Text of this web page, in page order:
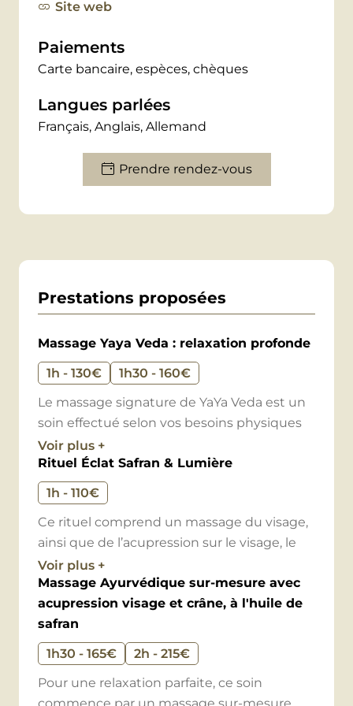
gestes et le choix de ses huiles. Elle adore
soin, et propose des
inéditscomme le soin Signature, le Beauty
Legs et le massage de récupération
sportive.
Site web
Paiements
Carte bancaire, espèces, chèques
Langues parlées
Français, Anglais, Allemand
Prendre rendez-vous
Prestations proposées
Massage Yaya Veda : relaxation profonde
1h - 130€
1h30 - 160€
Le massage signature de YaYa Veda est un
soin effectué selon vos besoins physiques
et émotionnels du moment, et le ressenti
énergétique de Maya.
Il assouplit les muscles et nourrit la peau,
calme le système nerveux, détend en
profondeur et apaise les douleurs
physiques. De par ses grands mouvements
englobants et profonds, il facilite les
différentes circulations du corps (sanguine,
énergétique, et lymphatique).
Relaxation garantie!
Voir plus +
Rituel Éclat Safran & Lumière
1h - 110€
Ce rituel comprend un massage du visage,
ainsi que de l’acupression sur le visage, le
crâne, la nuque et les épaules, effectués à
l’huile de safran, et se clôture par 20
minutes de Luminothérapie avec le
masque LED NOOANCE.
Plongez dans une parenthèse de douceur
et de lumière… Ce soin du visage, nuque et
Voir plus +
Massage Ayurvédique sur-mesure avec
acupression visage et crâne, à l'huile de
safran
1h30 - 165€
2h - 215€
Pour une relaxation parfaite, ce soin